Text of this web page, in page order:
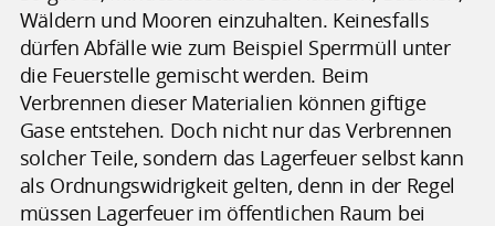
Wäldern und Mooren einzuhalten. Keinesfalls
dürfen Abfälle wie zum Beispiel Sperrmüll unter
die Feuerstelle gemischt werden. Beim
Verbrennen dieser Materialien können giftige
Gase entstehen. Doch nicht nur das Verbrennen
solcher Teile, sondern das Lagerfeuer selbst kann
als Ordnungswidrigkeit gelten, denn in der Regel
müssen Lagerfeuer im öffentlichen Raum bei